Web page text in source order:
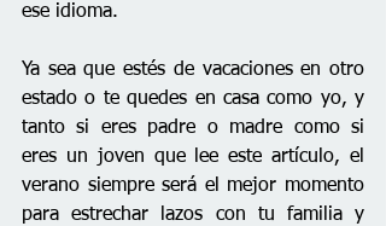
ese idioma.
Ya sea que estés de vacaciones en otro
estado o te quedes en casa como yo, y
tanto si eres padre o madre como si
eres un joven que lee este artículo, el
verano siempre será el mejor momento
para estrechar lazos con tu familia y